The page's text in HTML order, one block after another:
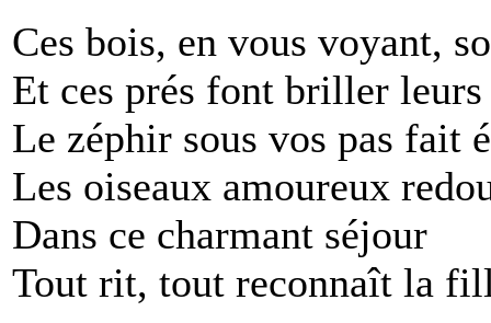
Ces bois, en vous voyant,
Et ces prés font briller
Le zéphir sous vos pas fait
Les oiseaux amoureux
Dans ce charmant séjour
Tout rit, tout reconnaît la